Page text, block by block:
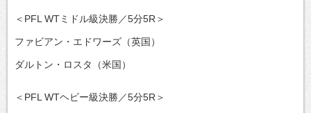
＜PFL WTミドル級決勝／5分5R＞
ファビアン・エドワーズ（英国）
ダルトン・ロスタ（米国）
＜PFL WTヘビー級決勝／5分5R＞